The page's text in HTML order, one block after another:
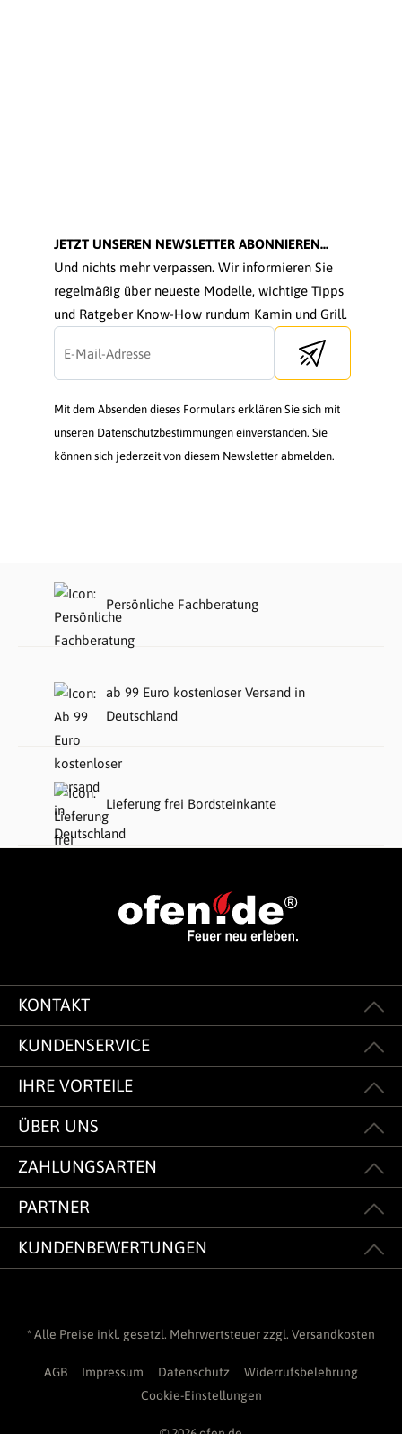
JETZT UNSEREN NEWSLETTER ABONNIEREN...
Und nichts mehr verpassen. Wir informieren Sie
regelmäßig über neueste Modelle, wichtige Tipps
und Ratgeber Know-How rundum Kamin und Grill.
Send newsletter
Mit dem Absenden dieses Formulars erklären Sie sich mit
unseren Datenschutzbestimmungen einverstanden. Sie
können sich jederzeit von diesem Newsletter abmelden.
Persönliche Fachberatung
ab 99 Euro kostenloser Versand in
Deutschland
Lieferung frei Bordsteinkante
KONTAKT
KUNDENSERVICE
IHRE VORTEILE
ÜBER UNS
ZAHLUNGSARTEN
PARTNER
KUNDENBEWERTUNGEN
* Alle Preise inkl. gesetzl. Mehrwertsteuer zzgl. Versandkosten
AGB Impressum Datenschutz
Widerrufsbelehrung
Cookie-Einstellungen